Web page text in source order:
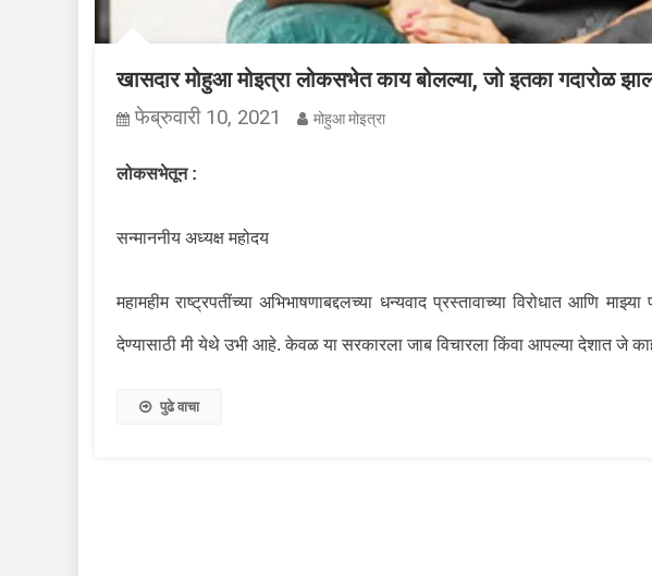
खासदार मोहुआ मोइत्रा लोकसभेत काय बोलल्या, जो इतका गदारोळ
फेब्रुवारी 10, 2021 मोहुआ मोइत्रा
लोकसभेतून :
सन्माननीय अध्यक्ष महोदय
महामहीम राष्ट्रपतींच्या अभिभाषणाबद्दलच्या धन्यवाद प्रस्तावाच्या विरोधात आणि
देण्यासाठी मी येथे उभी आहे. केवळ या सरकारला जाब विचारला किंवा आपल्या देशात जे
पुढे वाचा